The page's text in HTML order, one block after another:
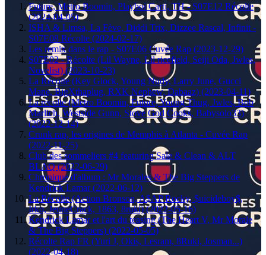
Future, Metro Boomin, Playboi Carti, TH - S07E12 Récolte
(2024-04-05)
ISHA & Limsa, La Fève, Diddi Trix, Dizzee Rascal, Infinit -
S07E08 Récolte (2024-02-17)
Les remix dans le rap - S07E06 Cuvée Rap (2023-12-29)
S07E02 - Récolte (Lil Wayne, Lil ricefield, Seiji Oda, Jwles,
Novelist) (2023-10-23)
La Récolte (Key Glock, Young Nudy, Larry June, Gucci
Mane, BigXthaplug, RXK Nephew, Dabaaz) (2023-04-11)
La récolte (Metro Boomin, Future, Young Thug, Jwles, Bob
Marlich, Westside Gunn, Stove God Cooks, Babysolo33)
(2022-12-14)
Crunk rap, les origines de Memphis à Atlanta - Cuvée Rap
(2022-11-25)
Club des sommeliers #4 featuring Sale & Clean & ALT
BLAQ (2022-06-29)
Chronique d'album : Mr Morales & The Big Steppers de
Kendrick Lamar (2022-06-12)
La Récolte (Action Bronson, A$AP Rocky, $uicideboy$,
Irko, JeuneCrack, 1863, 8ruki) (2022-05-16)
Kendrick Lamar et l'art du teasing (The Heart V, Mr Morale
& The Big Steppers) (2022-05-05)
Récolte Rap FR (Yuri J, Okis, Lesram, 8Ruki, Josman...)
(2022-04-18)